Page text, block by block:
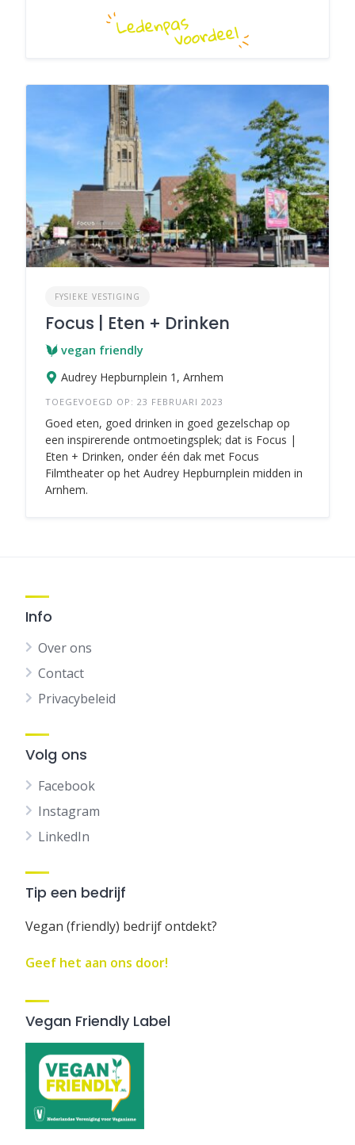
FYSIEKE VESTIGING
Focus | Eten + Drinken
vegan friendly
Audrey Hepburnplein 1, Arnhem
TOEGEVOEGD OP: 23 FEBRUARI 2023
Goed eten, goed drinken in goed gezelschap op
een inspirerende ontmoetingsplek; dat is Focus |
Eten + Drinken, onder één dak met Focus
Filmtheater op het Audrey Hepburnplein midden in
Arnhem.
Info
Over ons
Contact
Privacybeleid
Volg ons
Facebook
Instagram
LinkedIn
Tip een bedrijf
Vegan (friendly) bedrijf ontdekt?
Geef het aan ons door!
Vegan Friendly Label